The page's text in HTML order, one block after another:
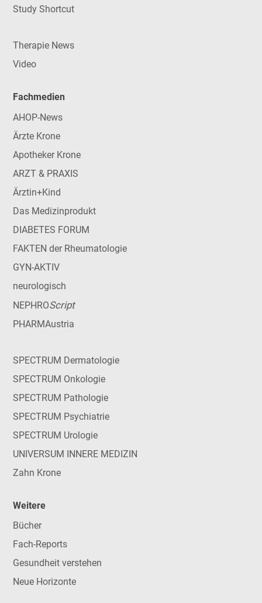
Study Shortcut
Therapie News
Video
Fachmedien
AHOP-News
Ärzte Krone
Apotheker Krone
ARZT & PRAXIS
Ärztin+Kind
Das Medizinprodukt
DIABETES FORUM
FAKTEN der Rheumatologie
GYN-AKTIV
neurologisch
NEPHROScript
PHARMAustria
SPECTRUM Dermatologie
SPECTRUM Onkologie
SPECTRUM Pathologie
SPECTRUM Psychiatrie
SPECTRUM Urologie
UNIVERSUM INNERE MEDIZIN
Zahn Krone
Weitere
Bücher
Fach-Reports
Gesundheit verstehen
Neue Horizonte